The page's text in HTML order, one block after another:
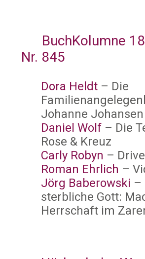
BuchKolumne
Nr. 845
Dora Heldt – Die
Johanne Johansen
Daniel Wolf– Die
Rose & Kreuz
Carly Robyn –
Roman Ehrlich –
Jörg Baberowski –
sterbliche Gott:
Herrschaft im